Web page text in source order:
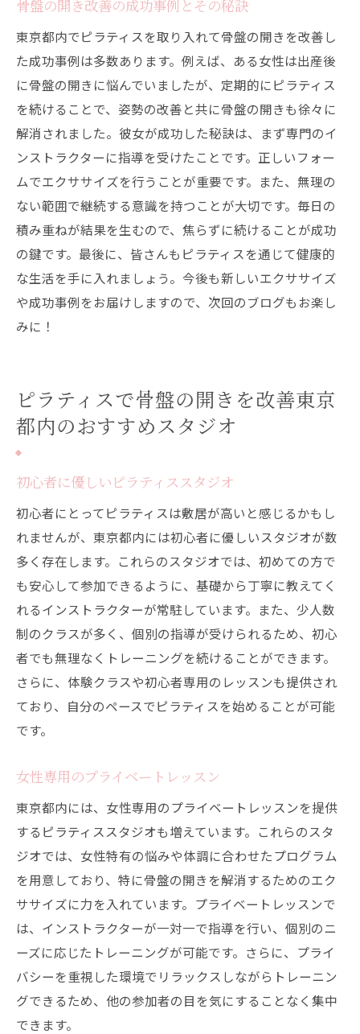
骨盤の開き改善の成功事例とその秘訣
東京都内でピラティスを取り入れて骨盤の開きを改善し
た成功事例は多数あります。例えば、ある女性は出産後
に骨盤の開きに悩んでいましたが、定期的にピラティス
を続けることで、姿勢の改善と共に骨盤の開きも徐々に
解消されました。彼女が成功した秘訣は、まず専門のイ
ンストラクターに指導を受けたことです。正しいフォー
ムでエクササイズを行うことが重要です。また、無理の
ない範囲で継続する意識を持つことが大切です。毎日の
積み重ねが結果を生むので、焦らずに続けることが成功
の鍵です。最後に、皆さんもピラティスを通じて健康的
な生活を手に入れましょう。今後も新しいエクササイズ
や成功事例をお届けしますので、次回のブログもお楽し
みに！
ピラティスで骨盤の開きを改善東京
都内のおすすめスタジオ
初心者に優しいピラティススタジオ
初心者にとってピラティスは敷居が高いと感じるかもし
れませんが、東京都内には初心者に優しいスタジオが数
多く存在します。これらのスタジオでは、初めての方で
も安心して参加できるように、基礎から丁寧に教えてく
れるインストラクターが常駐しています。また、少人数
制のクラスが多く、個別の指導が受けられるため、初心
者でも無理なくトレーニングを続けることができます。
さらに、体験クラスや初心者専用のレッスンも提供され
ており、自分のペースでピラティスを始めることが可能
です。
女性専用のプライベートレッスン
東京都内には、女性専用のプライベートレッスンを提供
するピラティススタジオも増えています。これらのスタ
ジオでは、女性特有の悩みや体調に合わせたプログラム
を用意しており、特に骨盤の開きを解消するためのエク
ササイズに力を入れています。プライベートレッスンで
は、インストラクターが一対一で指導を行い、個別のニ
ーズに応じたトレーニングが可能です。さらに、プライ
バシーを重視した環境でリラックスしながらトレーニン
グできるため、他の参加者の目を気にすることなく集中
できます。